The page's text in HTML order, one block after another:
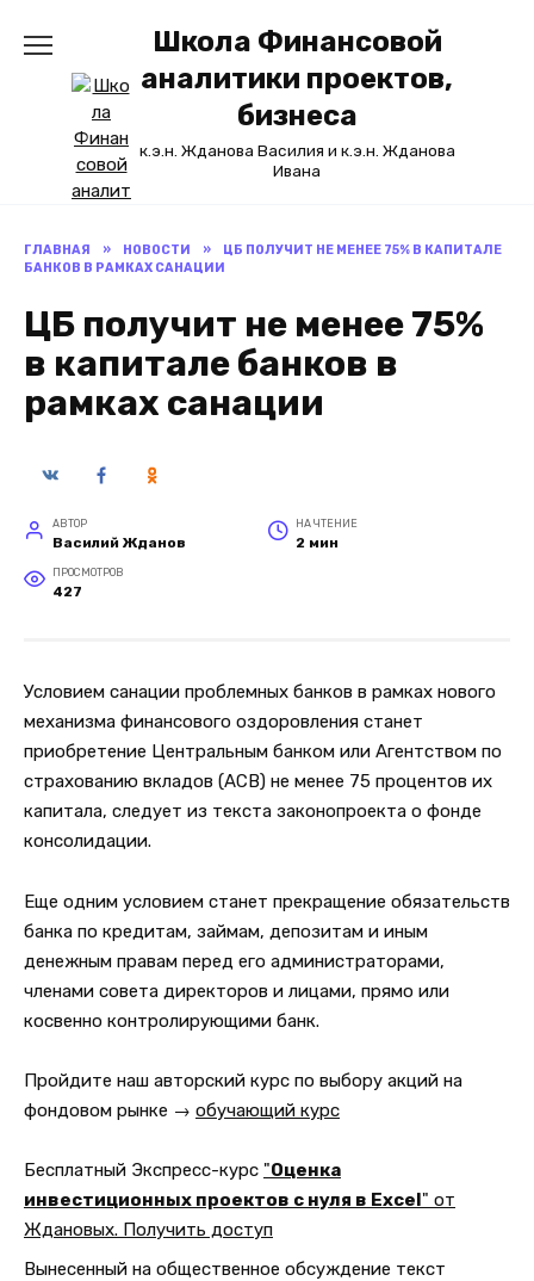
Школа Финансовой
аналитики проектов,
бизнеса
к.э.н. Жданова Василия и к.э.н. Жданова
Ивана
ГЛАВНАЯ » НОВОСТИ »
ЦБ ПОЛУЧИТ НЕ МЕНЕЕ 75% В КАПИТАЛЕ
БАНКОВ В РАМКАХ САНАЦИИ
ЦБ получит не менее 75%
в капитале банков в
рамках санации
АВТОР
Василий Жданов
НА ЧТЕНИЕ
2 мин
ПРОСМОТРОВ
427
Условием санации проблемных банков в рамках нового
механизма финансового оздоровления станет
приобретение Центральным банком или Агентством по
страхованию вкладов (АСВ) не менее 75 процентов их
капитала, следует из текста законопроекта о фонде
консолидации.
Еще одним условием станет прекращение обязательств
банка по кредитам, займам, депозитам и иным
денежным правам перед его администраторами,
членами совета директоров и лицами, прямо или
косвенно контролирующими банк.
Пройдите наш авторский курс по выбору акций на
фондовом рынке → обучающий курс
Бесплатный Экспресс-курс "Оценка
инвестиционных проектов с нуля в Excel" от
Ждановых. Получить доступ
Вынесенный на общественное обсуждение текст